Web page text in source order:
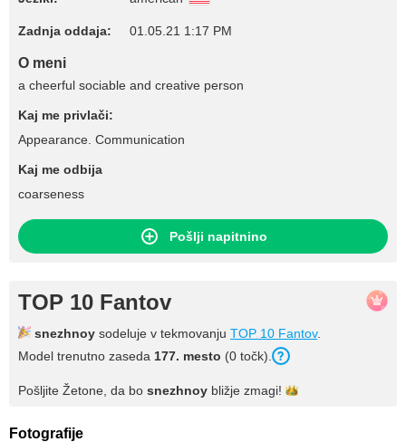
Zadnja oddaja: 01.05.21 1:17 PM
O meni
a cheerful sociable and creative person
Kaj me privlači:
Appearance. Communication
Kaj me odbija
coarseness
Pošlji napitnino
TOP 10 Fantov
snezhnoy sodeluje v tekmovanju TOP 10 Fantov.
Model trenutno zaseda 177. mesto (0 točk).
Pošljite Žetone, da bo snezhnoy bližje zmagi!
Fotografije